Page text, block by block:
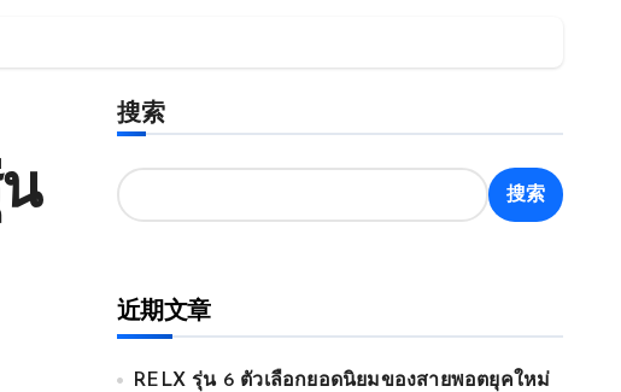
搜索
搜索
近期文章
RELX รุ่น 6 ตัวเลือกยอดนิยมของสายพอตยุคใหม่